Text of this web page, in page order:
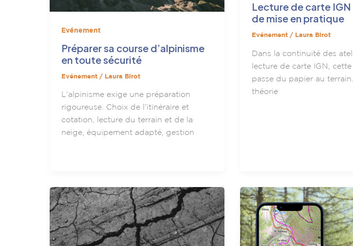
Evénement
Préparer sa course d’alpinisme
en toute sécurité
Evénement / Laura Birot
L’alpinisme exige une préparation
rigoureuse. Choix de l’itinéraire et
cotation, lecture du terrain et de la
neige, équipement adapté, gestion
Lecture de carte
de mise en pratique
Evénement/ Laura Birot
Dans la continuité des
lecture de carte IGN, cette
passe du papier au
théorie